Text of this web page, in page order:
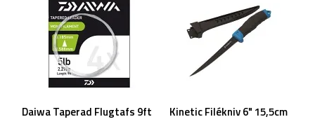
Daiwa Taperad Flugtafs 9ft Kinetic Filékniv 6" 15,5cm